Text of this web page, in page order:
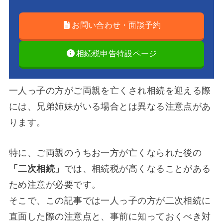
お問い合わせ・面談予約
相続税申告特設ページ
一人っ子の方がご両親を亡くされ相続を迎える際
には、兄弟姉妹がいる場合とは異なる注意点があ
ります。
特に、ご両親のうちお一方が亡くなられた後の
「二次相続」 では、相続税が高くなることがある
ため注意が必要です。
そこで、この記事では一人っ子の方が二次相続に
直面した際の注意点と、事前に知っておくべき対